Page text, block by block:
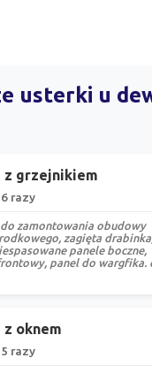
usterki u
z grzejnikiem
razy
do zamontowania obudowy
zagięta drabinka,
panele boczne,
panel do wargfika.
z oknem
razy